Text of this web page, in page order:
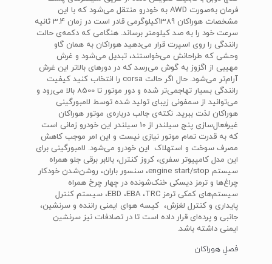
فرمان به‌صورت AWD‌ به خودرو منتقل می‌شود که با این
مشخصات هوراکان 1389کیلوگرمی قادر است در زمان 3.4 ثانیه
سرعت خود را به صد کیلومتر برساند. هنگامی که دکمه‌ی حالت
رانندگی را روی اسپرت قرار می‌دهید هوراکان به همان گاو
وحشی که طراحانش می‌خواستند، تبدیل می‌شود و غرش
مهیبی از اگزوز به گوش می‌رسد که در دورهای بالاتر این غرش
آرام‌تر می‌شود. حال اگر حالت ‌corsa‌ را انتخاب کنید کیفیت
رانندگی بسیار تهاجمی‌تر شده و دور موتور تا 8500 بالا می‌رود و
می‌توانید از سمفونی زیبای تولید شده توسط لامبورگینی
هوراکان لذت ببرید. نکته‌ی جالب درباره‌ی موتور هوراکان
غیر‌فعال‌سازی پنج سیلندر از 10 سیلندر این خودرو زمانی است
که به قدرت تمام موتور نیازی نیست و این امر موجب کاهش
مصرف سوخت و استهلاک این خودرو می‌شود. لامبورگینی برای
این مدل کامپیوتر سفری، کروز کنترل، بالابر برقی جلو همراه
سیستم‌ engine start/stop، سنسور باران، روشن‌شدن خودکار
چراغ‌ها و ترمز دیسکی خنک‌شونده در چهار چرخ همراه
سیستم‌های کمکی ترمز‌ EBD ،‌EBA ،TRC، سیستم کنترل
پایداری و کنترل لغزش، کیسه هوای ایمنی راننده و سرنشین،
جانبی و پرده‌ای قرار داده است تا در تصادفات نیز سرنشین
ایمنی داشته باشد.
فصلِ هوراکان